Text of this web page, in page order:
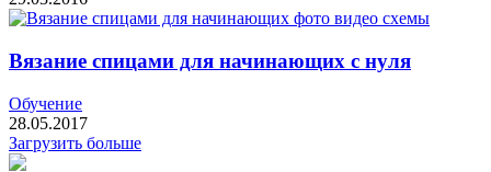
Вязание спицами для начинающих с нуля
Обучение
28.05.2017
Загрузить больше